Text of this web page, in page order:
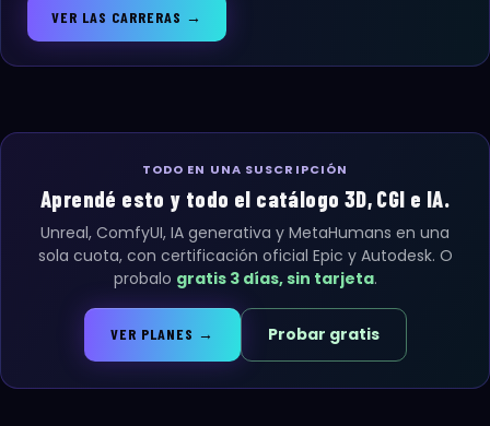
VER LAS CARRERAS →
TODO EN UNA SUSCRIPCIÓN
Aprendé esto y todo el catálogo 3D, CGI e IA.
Unreal, ComfyUI, IA generativa y MetaHumans en una
sola cuota, con certificación oficial Epic y Autodesk. O
probalo gratis 3 días, sin tarjeta.
VER PLANES → Probar gratis